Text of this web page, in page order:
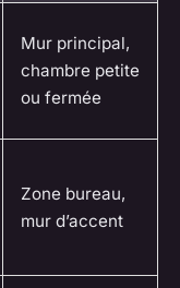
Mur principal,
chambre petite
ou fermée
Zone bureau,
mur d’accent